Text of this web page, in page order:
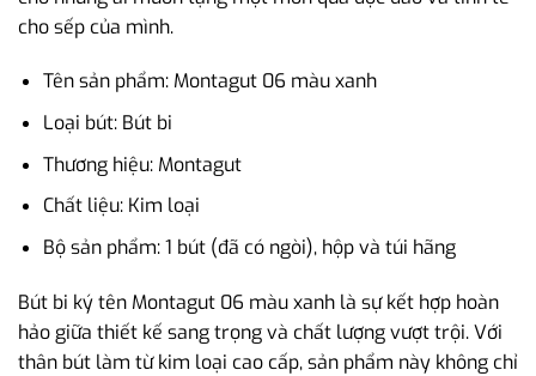
cho sếp của mình.
Tên sản phẩm: Montagut 06 màu xanh
Loại bút: Bút bi
Thương hiệu: Montagut
Chất liệu: Kim loại
Bộ sản phẩm: 1 bút (đã có ngòi), hộp và túi hãng
Bút bi ký tên Montagut 06 màu xanh là sự kết hợp hoàn
hảo giữa thiết kế sang trọng và chất lượng vượt trội. Với
thân bút làm từ kim loại cao cấp, sản phẩm này không chỉ